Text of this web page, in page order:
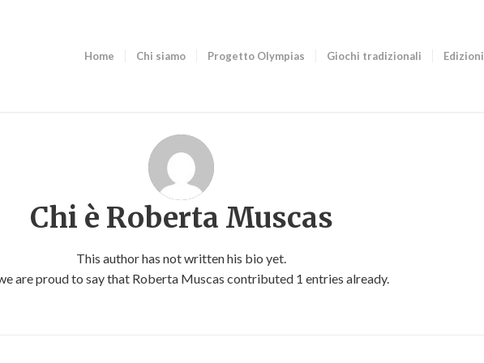
Home Chi siamo Progetto Olympias Giochi tradizionali Edizioni
Chi è Roberta Muscas
This author has not written his bio yet.
are proud to say that Roberta Muscas contributed 1 entries already.